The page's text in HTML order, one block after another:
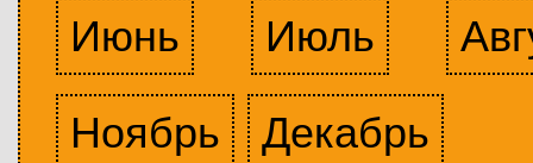
Июнь
Июль
Ноябрь
Декабрь